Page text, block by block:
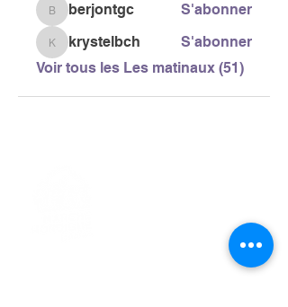
berjontgc
berjontgc S'abonner
krystelbch
krystelbch
S'abonner
Voir tous les Les matinaux (51)